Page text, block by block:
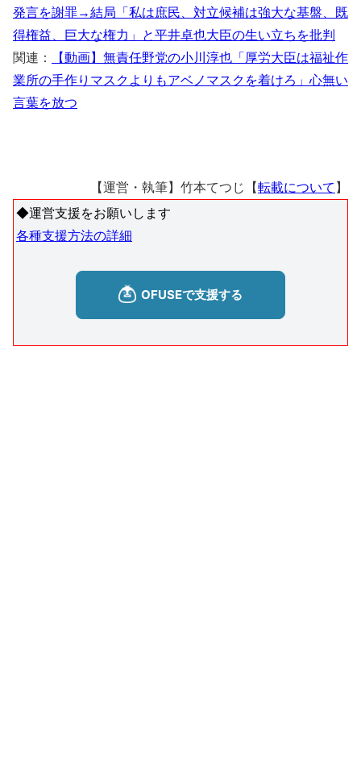
発言を謝罪→結局「私は庶民、対立候補は強大な基盤、既
得権益、巨大な権力」と平井卓也大臣の生い立ちを批判
関連：
【動画】無責任野党の小川淳也「厚労大臣は福祉作
業所の手作りマスクよりもアベノマスクを着けろ」心無い
言葉を放つ
【運営・執筆】竹本てつじ【転載について 】
◆運営支援をお願いします
各種支援方法の詳細